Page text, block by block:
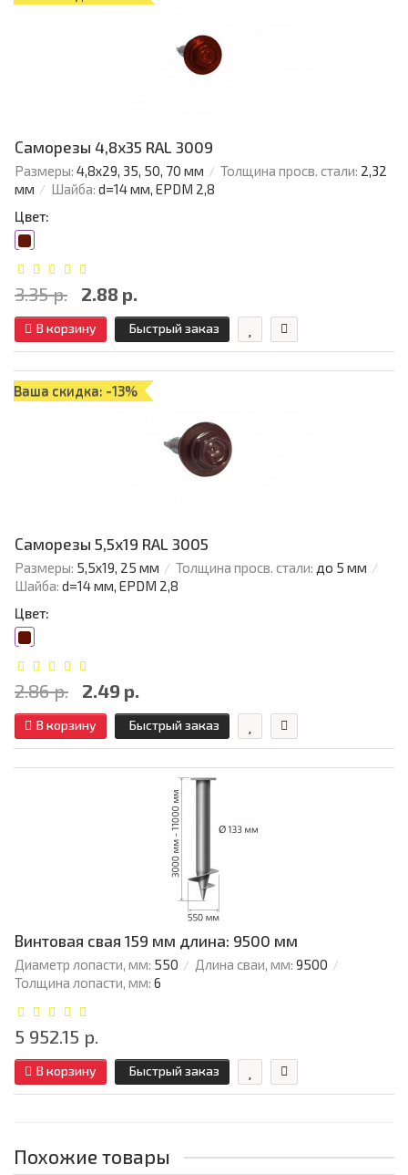
Саморезы 4,8х35 RAL 3009
Размеры: 4,8х29, 35, 50, 70 мм Толщина просв. стали: 2,32
мм
Шайба: d=14 мм, EPDM 2,8
Цвет:
3.35 р. 2.88 р.
В корзину Быстрый заказ
Ваша скидка: -13%
Саморезы 5,5х19 RAL 3005
Размеры: 5,5х19, 25 мм Толщина просв. стали: до 5 мм
Шайба: d=14 мм, EPDM 2,8
Цвет:
2.86 р. 2.49 р.
В корзину Быстрый заказ
Винтовая свая 159 мм длина: 9500 мм
Диаметр лопасти, мм: 550 Длина сваи, мм: 9500
Толщина лопасти, мм: 6
5 952.15 р.
В корзину Быстрый заказ
Похожие товары